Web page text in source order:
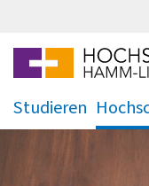
Studieren
. .